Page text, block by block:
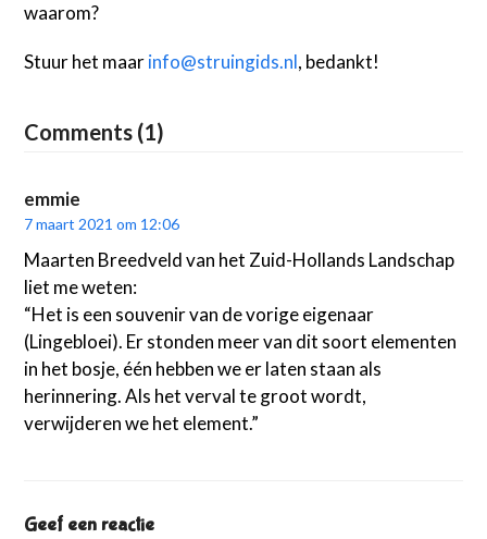
waarom?
Stuur het maarinfo@struingids.nl, bedankt!
Comments (1)
emmie
7 maart 2021 om 12:06
Maarten Breedveld van het Zuid-Hollands Landschap
liet me weten:
“Het is een souvenir van de vorige eigenaar
(Lingebloei). Er stonden meer van dit soort elementen
in het bosje, één hebben we er laten staan als
herinnering. Als het verval te groot wordt,
verwijderen we het element.”
Geef een reactie